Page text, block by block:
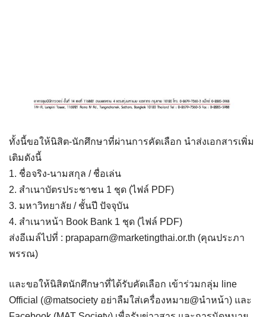
ทั้งนี้ขอให้นิสิต-นักศึกษาที่ผ่านการคัดเลือก นำส่งเอกสารเพิ่ม
เติมดังนี้
1. ชื่อจริง-นามสกุล / ชื่อเล่น
2. สำเนาบัตรประชาชน 1 ชุด (ไฟล์ PDF)
3. มหาวิทยาลัย / ชั้นปี ปัจจุบัน
4. สำเนาหน้า Book Bank 1 ชุด (ไฟล์ PDF)
ส่งอีเมล์ไปที่ : prapaparn@marketingthai.or.th (คุณประภา
พรรณ)
และขอให้นิสิตนักศึกษาที่ได้รับคัดเลือก เข้าร่วมกลุ่ม line
Official (@matsociety อย่าลืมใส่เครื่องหมาย@นำหน้า) และ